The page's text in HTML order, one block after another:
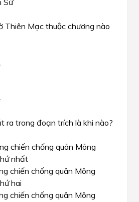
Sử
Thiên Mạc thuộc chương nào
ra trong đoạn trích là khi nào?
chiến chống quân Mông
nhất
chiến chống quân Mông
hai
chiến chống quân Mông